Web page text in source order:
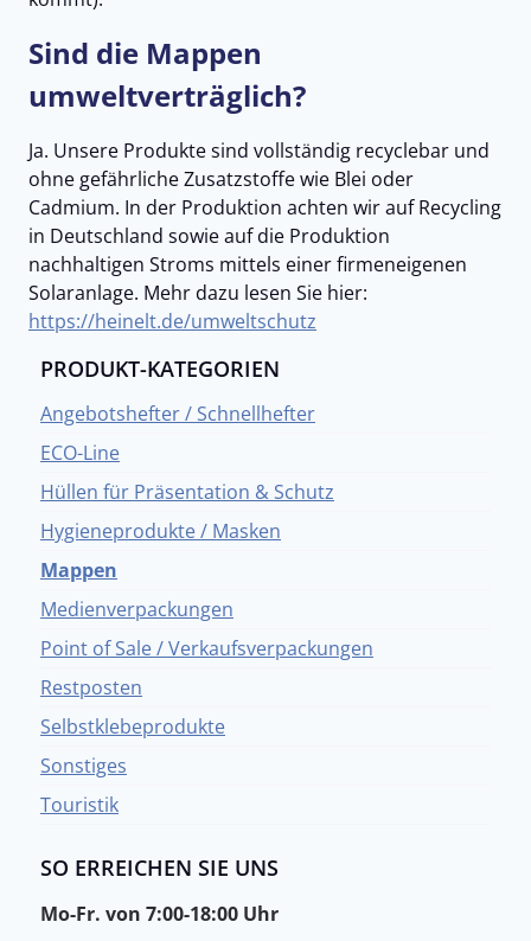
Sind die Mappen
umweltverträglich?
Ja. Unsere Produkte sind vollständig recyclebar und
ohne gefährliche Zusatzstoffe wie Blei oder
Cadmium. In der Produktion achten wir auf Recycling
in Deutschland sowie auf die Produktion
nachhaltigen Stroms mittels einer firmeneigenen
Solaranlage. Mehr dazu lesen Sie hier:
https://heinelt.de/umweltschutz
PRODUKT-KATEGORIEN
Angebotshefter / Schnellhefter
ECO-Line
Hüllen für Präsentation & Schutz
Hygieneprodukte / Masken
Mappen
Medienverpackungen
Point of Sale / Verkaufsverpackungen
Restposten
Selbstklebeprodukte
Sonstiges
Touristik
SO ERREICHEN SIE UNS
Mo-Fr. von 7:00-18:00 Uhr